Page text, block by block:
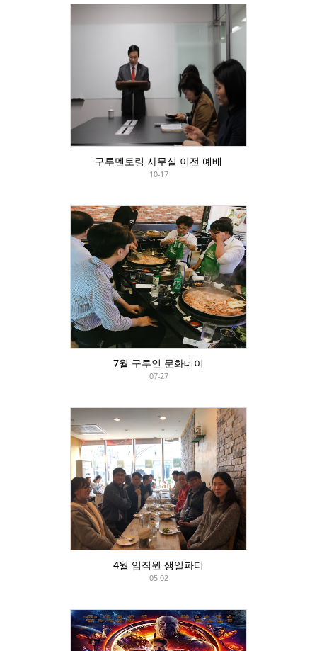
구루멘토링 사무실 이전 예배
10-17
7월 구루인 문화데이
07-27
4월 임직원 생일파티
05-02